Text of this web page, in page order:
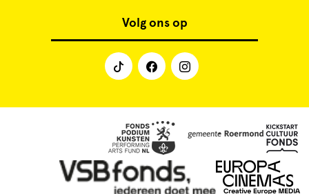
Volg ons op